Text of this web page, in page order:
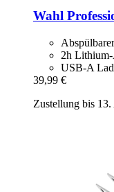
Wahl
2h
USB-A
39,99 €
Zustellung bis 13.